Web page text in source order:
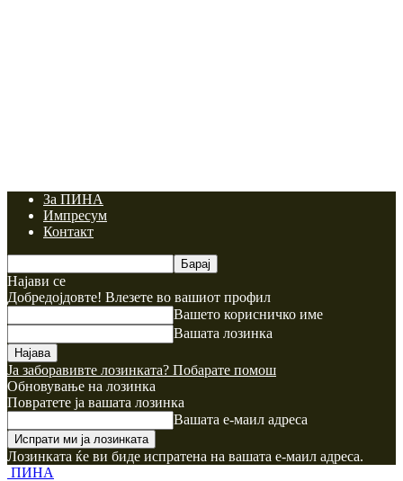
За ПИНА
Импресум
Контакт
Најави се
Добредојдовте! Влезете во вашиот профил
Вашето корисничко име
Вашата лозинка
Ја заборавивте лозинката? Побарате помош
Обновување на лозинка
Повратете ја вашата лозинка
Вашата е-маил адреса
Лозинката ќе ви биде испратена на вашата е-маил адреса.
ПИНА